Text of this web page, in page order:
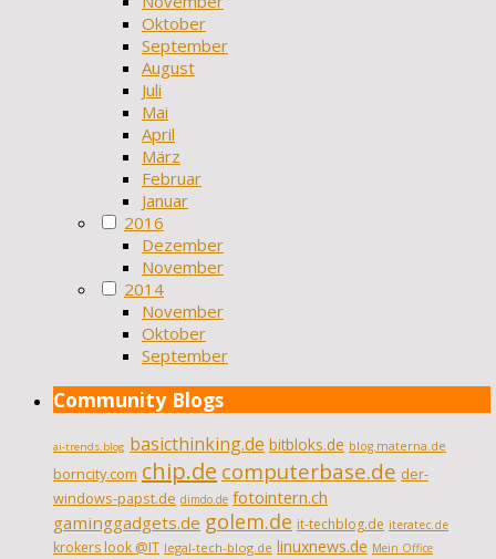
Oktober
September
August
Juli
Mai
April
März
Februar
Januar
2016
Dezember
November
2014
November
Oktober
September
Community Blogs
ai-trends.blog basicthinking.de bitbloks.de blog.materna.de
borncity.com chip.de computerbase.de der-
windows-papst.de dimdo.de fotointern.ch
gaminggadgets.de golem.de it-techblog.de iteratec.de
krokers look @IT legal-tech-blog.de linuxnews.de Mein Office